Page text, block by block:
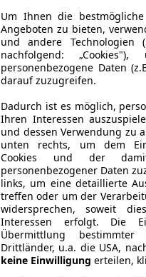
Um Ihnen die
Angeboten zu bieten,
und andere Technologien
nachfolgend:
personenbezogene Daten
darauf zuzugreifen.
Dadurch ist es möglich,
Ihren Interessen
und dessen Verwendung zu
unten rechts, um dem
Cookies und der damit
personenbezogener Daten
links, um eine detaillierte
treffen oder um der
widersprechen, soweit
Interessen erfolgt. Die
Übermittlung
Drittländer, u.a. die USA,
keine Einwilligung erteilen,